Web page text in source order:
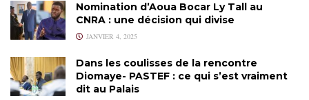
Nomination d’Aoua Bocar Ly Tall au
CNRA : une décision qui divise
JANVIER 4, 2025
Dans les coulisses de la rencontre
Diomaye- PASTEF : ce qui s’est vraiment
dit au Palais